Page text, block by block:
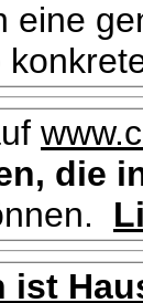
eine
die
ist